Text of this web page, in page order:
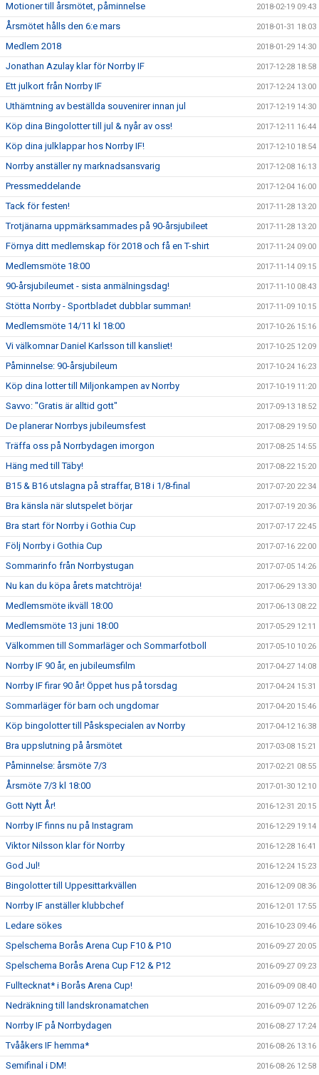
Motioner till årsmötet, påminnelse 2018-02-19 09:43
Årsmötet hålls den 6:e mars 2018-01-31 18:03
Medlem 2018 2018-01-29 14:30
Jonathan Azulay klar för Norrby IF 2017-12-28 18:58
Ett julkort från Norrby IF 2017-12-24 13:00
Uthämtning av beställda souvenirer innan jul 2017-12-19 14:30
Köp dina Bingolotter till jul & nyår av oss! 2017-12-11 16:44
Köp dina julklappar hos Norrby IF! 2017-12-10 18:54
Norrby anställer ny marknadsansvarig 2017-12-08 16:13
Pressmeddelande 2017-12-04 16:00
Tack för festen! 2017-11-28 13:20
Trotjänarna uppmärksammades på 90-årsjubileet 2017-11-28 13:20
Förnya ditt medlemskap för 2018 och få en T-shirt 2017-11-24 09:00
Medlemsmöte 18:00 2017-11-14 09:15
90-årsjubileumet - sista anmälningsdag! 2017-11-10 08:43
Stötta Norrby - Sportbladet dubblar summan! 2017-11-09 10:15
Medlemsmöte 14/11 kl 18:00 2017-10-26 15:16
Vi välkomnar Daniel Karlsson till kansliet! 2017-10-25 12:09
Påminnelse: 90-årsjubileum 2017-10-24 16:23
Köp dina lotter till Miljonkampen av Norrby 2017-10-19 11:20
Savvo: "Gratis är alltid gott" 2017-09-13 18:52
De planerar Norrbys jubileumsfest 2017-08-29 19:50
Träffa oss på Norrbydagen imorgon 2017-08-25 14:55
Häng med till Täby! 2017-08-22 15:20
B15 & B16 utslagna på straffar, B18 i 1/8-final 2017-07-20 22:34
Bra känsla när slutspelet börjar 2017-07-19 20:36
Bra start för Norrby i Gothia Cup 2017-07-17 22:45
Följ Norrby i Gothia Cup 2017-07-16 22:00
Sommarinfo från Norrbystugan 2017-07-05 14:26
Nu kan du köpa årets matchtröja! 2017-06-29 13:30
Medlemsmöte ikväll 18:00 2017-06-13 08:22
Medlemsmöte 13 juni 18:00 2017-05-29 12:11
Välkommen till Sommarläger och Sommarfotboll 2017-05-10 10:26
Norrby IF 90 år, en jubileumsfilm 2017-04-27 14:08
Norrby IF firar 90 år! Öppet hus på torsdag 2017-04-24 15:31
Sommarläger för barn och ungdomar 2017-04-20 15:46
Köp bingolotter till Påskspecialen av Norrby 2017-04-12 16:38
Bra uppslutning på årsmötet 2017-03-08 15:21
Påminnelse: årsmöte 7/3 2017-02-21 08:55
Årsmöte 7/3 kl 18:00 2017-01-30 12:10
Gott Nytt År! 2016-12-31 20:15
Norrby IF finns nu på Instagram 2016-12-29 19:14
Viktor Nilsson klar för Norrby 2016-12-28 16:41
God Jul! 2016-12-24 15:23
Bingolotter till Uppesittarkvällen 2016-12-09 08:36
Norrby IF anställer klubbchef 2016-12-01 17:55
Ledare sökes 2016-10-23 09:46
Spelschema Borås Arena Cup F10 & P10 2016-09-27 20:05
Spelschema Borås Arena Cup F12 & P12 2016-09-27 09:23
Fulltecknat* i Borås Arena Cup! 2016-09-09 08:40
Nedräkning till landskronamatchen 2016-09-07 12:26
Norrby IF på Norrbydagen 2016-08-27 17:24
Tvååkers IF hemma* 2016-08-26 13:16
Semifinal i DM! 2016-08-26 12:58